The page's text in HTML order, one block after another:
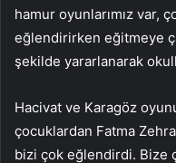
hamur oyunlarımız var,
eğlendirirken eğitmeye
şekilde yararlanarak
Hacivat ve Karagöz
çocuklardan Fatma
bizi çok eğlendirdi. Bize